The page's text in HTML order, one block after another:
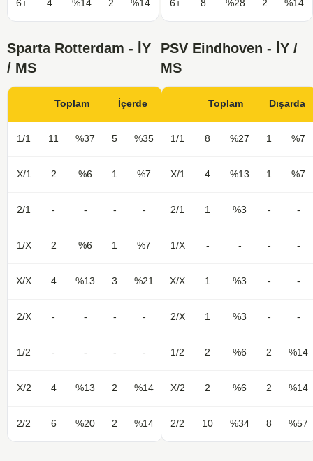
6+ 4 %14 2 %14 6+ 8 %28 2 %14
Sparta Rotterdam - İY
/ MS
Toplam İçerde
1/1 11 %37 5 %35
X/1 2 %6 1 %7
2/1 - - - -
1/X 2 %6 1 %7
X/X 4 %13 3 %21
2/X - - - -
1/2 - - - -
X/2 4 %13 2 %14
2/2 6 %20 2 %14
PSV Eindhoven - İY /
MS
Toplam Dışarda
1/1 8 %27 1 %7
X/1 4 %13 1 %7
2/1 1 %3 - -
1/X - - - -
X/X 1 %3 - -
2/X 1 %3 - -
1/2 2 %6 2 %14
X/2 2 %6 2 %14
2/2 10 %34 8 %57